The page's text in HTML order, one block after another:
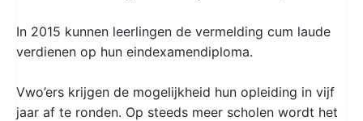
In 2015 kunnen leerlingen de vermelding cum laude
verdienen op hun eindexamendiploma.
Vwo’ers krijgen de mogelijkheid hun opleiding in vijf
jaar af te ronden. Op steeds meer scholen wordt het